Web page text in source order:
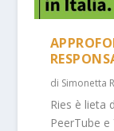
di Simonetta
Ries è lieta
PeerTube